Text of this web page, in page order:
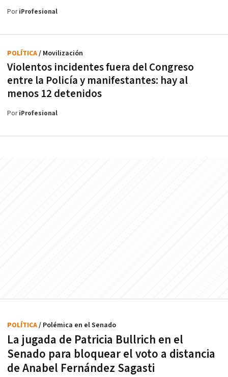
PoriProfesional
Violentos incidentes fuera del Congreso
entre la Policía y manifestantes: hay al
menos 12 detenidos
POLÍTICA/ Movilización
PoriProfesional
La jugada de Patricia Bullrich en el
Senado para bloquear el voto a distancia
de Anabel Fernández Sagasti
POLÍTICA/ Polémica en el Senado